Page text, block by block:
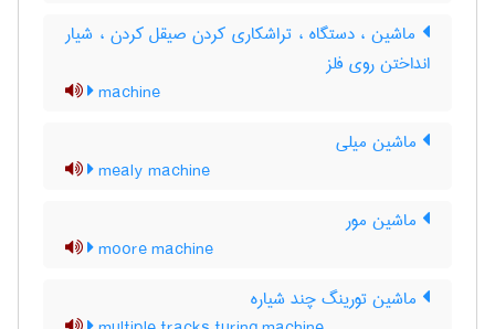
ماشین ، دستگاه ، تراشکاری کردن صیقل کردن ، شیار
انداختن روی فلز
machine
ماشین میلی
mealy machine
ماشین مور
moore machine
ماشین تورینگ چند شیاره